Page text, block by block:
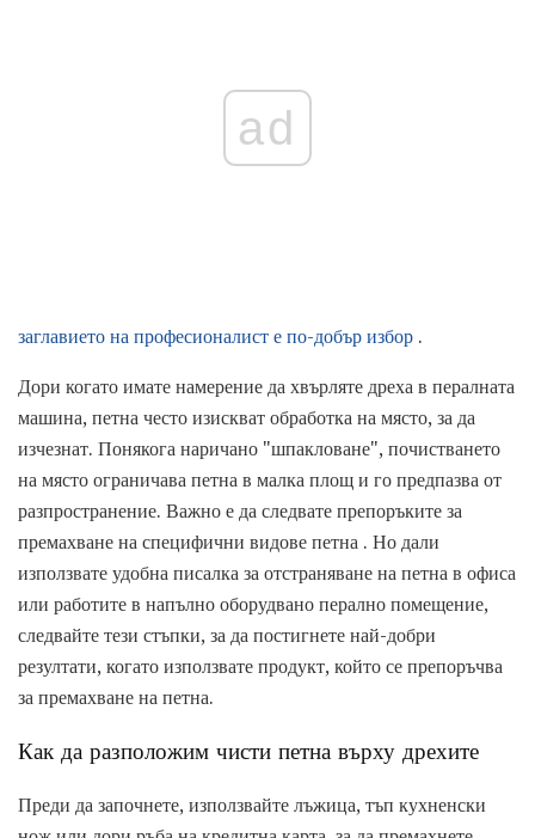
ad
заглавието на професионалист е по-добър избор .
Дори когато имате намерение да хвърляте дреха в пералната
машина, петна често изискват обработка на място, за да
изчезнат. Понякога наричано "шпакловане", почистването
на място ограничава петна в малка площ и го предпазва от
разпространение. Важно е да следвате препоръките за
премахване на специфични видове петна . Но дали
използвате удобна писалка за отстраняване на петна в офиса
или работите в напълно оборудвано перално помещение,
следвайте тези стъпки, за да постигнете най-добри
резултати, когато използвате продукт, който се препоръчва
за премахване на петна.
Как да разположим чисти петна върху дрехите
Преди да започнете, използвайте лъжица, тъп кухненски